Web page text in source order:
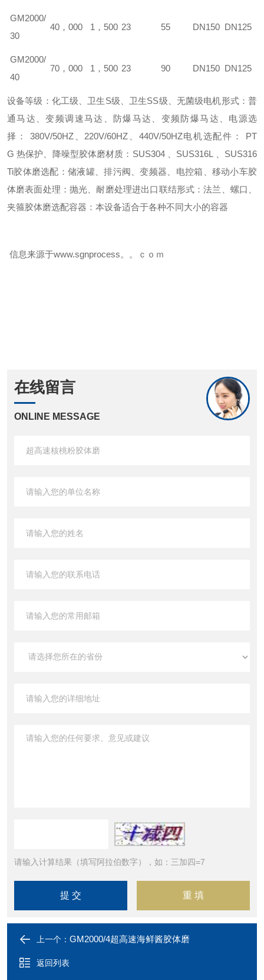
GM2000/
30
40，000 1，500 23 55 DN150 DN125
GM2000/
40
70，000 1，500 23 90 DN150 DN125
设备等级：化工级、卫生S级、卫生SS级、无菌级电机形式：普
通马达、变频调速马达、防爆马达、变频防爆马达、 电源选
择： 380V/50HZ、220V/60HZ、440V/50HZ电机选配件： PT
G 热保护、降噪型胶体磨材质：SUS304 、SUS316L 、SUS316
Ti胶体磨选配：储液罐、排污阀、变频器、电控箱、移动小车胶
体磨表面处理：抛光、耐磨处理进出口联结形式：法兰、螺口、
夹箍胶体磨选配容器：本设备适合于各种不同大小的容器
信息来源于www.sgnprocess。。ｃｏｍ
在线留言
ONLINE MESSAGE
请输入计算结果（填写阿拉伯数字），如：三加四=7
上一个： GM2000/4超高速海鲜酱胶体磨
返回列表